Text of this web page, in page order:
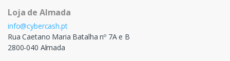
Loja de Almada
info@cybercash.pt
Rua Caetano Maria Batalha nº 7A e B
2800-040 Almada